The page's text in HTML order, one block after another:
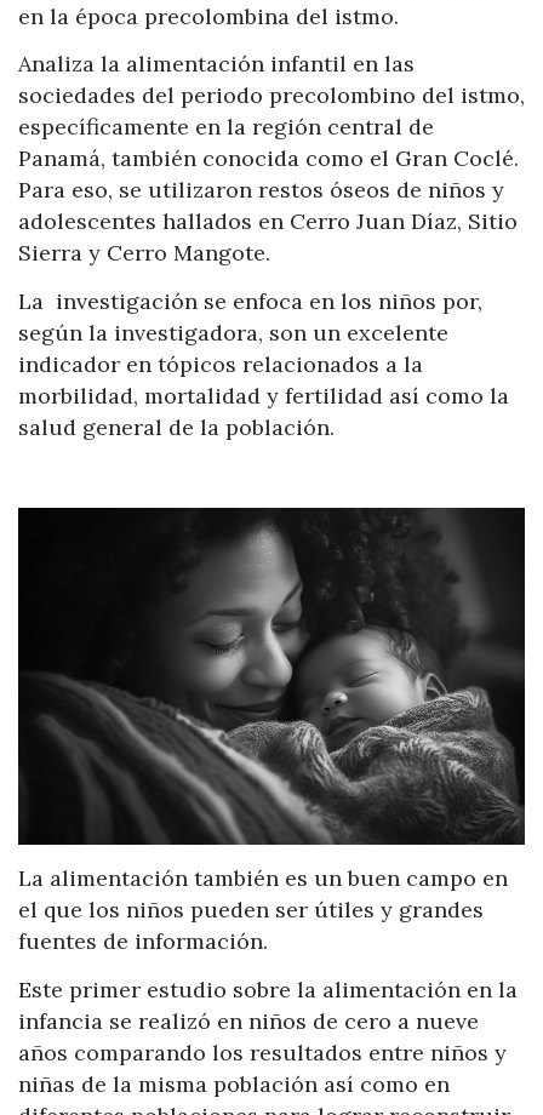
en la época precolombina del istmo.
Analiza la alimentación infantil en las
sociedades del periodo precolombino del istmo,
específicamente en la región central de
Panamá, también conocida como el Gran Coclé.
Para eso, se utilizaron restos óseos de niños y
adolescentes hallados en Cerro Juan Díaz, Sitio
Sierra y Cerro Mangote.
La investigación se enfoca en los niños por,
según la investigadora, son un excelente
indicador en tópicos relacionados a la
morbilidad, mortalidad y fertilidad así como la
salud general de la población.
La alimentación también es un buen campo en
el que los niños pueden ser útiles y grandes
fuentes de información.
Este primer estudio sobre la alimentación en la
infancia se realizó en niños de cero a nueve
años comparando los resultados entre niños y
niñas de la misma población así como en